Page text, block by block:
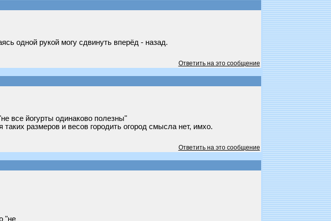
одной рукой могу сдвинуть вперёд - назад.
Ответить на это сообщение
все йогурты одинаково полезны"
размеров и весов городить огород смысла нет, имхо.
Ответить на это сообщение
"не